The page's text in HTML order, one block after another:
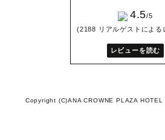
4.5/5
(2188 リアルゲストによる
レビューを読む
Copyright (C)ANA CROWNE PLAZA HOTEL